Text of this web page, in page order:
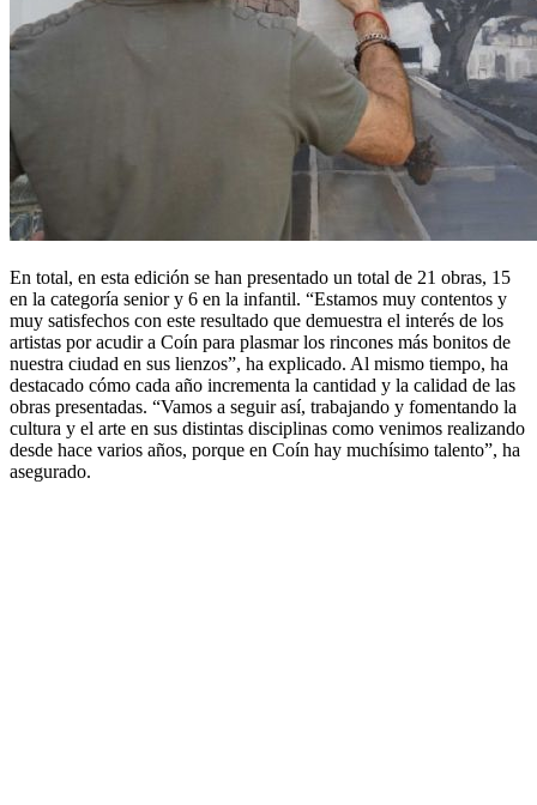
En total, en esta edición se han presentado un total de 21 obras, 15
en la categoría senior y 6 en la infantil. “Estamos muy contentos y
muy satisfechos con este resultado que demuestra el interés de los
artistas por acudir a Coín para plasmar los rincones más bonitos de
nuestra ciudad en sus lienzos”, ha explicado. Al mismo tiempo, ha
destacado cómo cada año incrementa la cantidad y la calidad de las
obras presentadas. “Vamos a seguir así, trabajando y fomentando la
cultura y el arte en sus distintas disciplinas como venimos realizando
desde hace varios años, porque en Coín hay muchísimo talento”, ha
asegurado.